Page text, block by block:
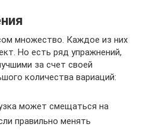
множество. Каждое из них
Но есть ряд упражнений,
за счет своей
количества вариаций:
может смещаться на
правильно менять